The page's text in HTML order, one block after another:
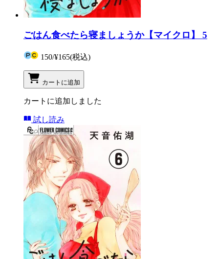
ごはん食べたら寝ましょうか【マイクロ】 5
150/¥165(税込)
カートに追加
カートに追加しました
試し読み